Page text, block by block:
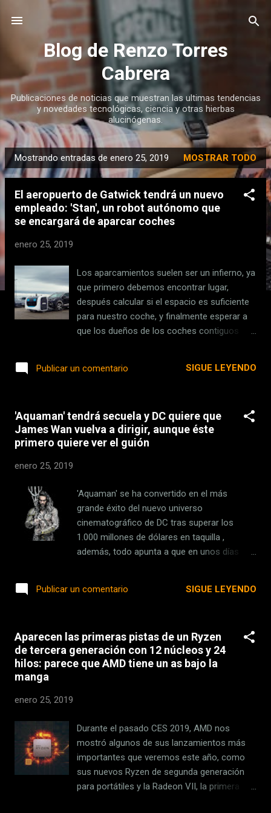
Ir al contenido principal
Blog de Renzo Torres
Cabrera
Publicaciones de noticias que muestran las ultimas tendencias
y novedades tecnológicas, ciencia y otras hierbas
alucinógenas.
E
n
Mostrando entradas de enero 25, 2019 MOSTRAR TODO
El aeropuerto de Gatwick tendrá un nuevo
empleado: 'Stan', un robot autónomo que
se encargará de aparcar coches
enero 25, 2019
Los aparcamientos suelen ser un infierno, ya
que primero debemos encontrar lugar,
después calcular si el espacio es suficiente
para nuestro coche, y finalmente esperar a
que los dueños de los coches contiguos
los servicios de valet parking entonces la
conduzca sus vehículos. Pues todo esto
podría cambiar en un futuro y ya tenemos la
primera solución. Se llama 'Stan' y es un
el papel. Conozcamos sus detalles. En
Xataka El hotel japonés que contrató cientos
de robots "despide" a más de la mitad y da
su trabajo a humanos Su uso permitirá
ampliar las plazas de 170 a 270 'Stan' fue
desarrollando coches con sistemas de...
Publicar un comentario SIGUE LEYENDO
'Aquaman' tendrá secuela y DC quiere que
James Wan vuelva a dirigir, aunque éste
primero quiere ver el guión
enero 25, 2019
'Aquaman' se ha convertido en el más
grande éxito del nuevo universo
cinematográfico de DC tras superar los
1.000 millones de dólares en taquilla ,
además, todo apunta a que en unos días
recaudado para una película de superheroes
Así lo ha confirmando Deadline , donde
aseguran que DC ya inició los preparativos
para traer de vuelta las aventuras de Arthur
de Atlantis sea el nuevo Gotham La
información apunta a que el estudio ya está
en negociaciones con James Wan para que
regrese a ocupar la silla del director , aunque
el representante del director mencionó que
Publicar un comentario SIGUE LEYENDO
Aparecen las primeras pistas de un Ryzen
de tercera generación con 12 núcleos y 24
hilos: parece que AMD tiene un as bajo la
manga
enero 25, 2019
Durante el pasado CES 2019, AMD nos
mostró algunos de sus lanzamientos más
importantes que veremos este año, como
sus nuevos Ryzen de segunda generación
para portátiles y la Radeon VII, la primera